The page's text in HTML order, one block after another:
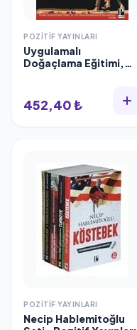
POZITIF YAYINLARI
Uygulamalı
Doğaçlama Eğitimi,
452,40 ₺
POZITIF YAYINLARI
Necip Hablemitoğlu